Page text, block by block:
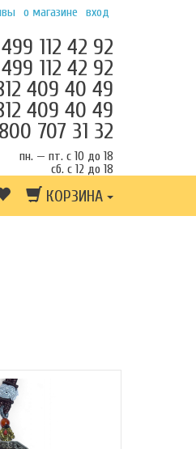
о магазине вход
112 42 92
112 42 92
409 40 49
409 40 49
707 31 32
пн. — пт. с 10 до 18
сб. с 12 до 18
КОРЗИНА